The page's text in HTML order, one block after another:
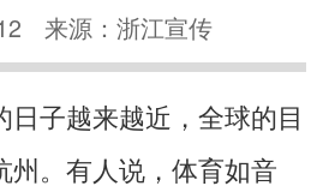
来源：浙江宣传
子越来越近，全球的目
州。有人说，体育如音